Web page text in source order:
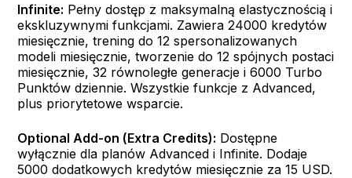
Infinite: Pełny dostęp z maksymalną elastycznością i
ekskluzywnymi funkcjami. Zawiera 24000 kredytów
miesięcznie, trening do 12 spersonalizowanych
modeli miesięcznie, tworzenie do 12 spójnych postaci
miesięcznie, 32 równoległe generacje i 6000 Turbo
Punktów dziennie. Wszystkie funkcje z Advanced,
plus priorytetowe wsparcie.
Optional Add-on (Extra Credits): Dostępne
wyłącznie dla planów Advanced i Infinite. Dodaje
5000 dodatkowych kredytów miesięcznie za 15 USD.